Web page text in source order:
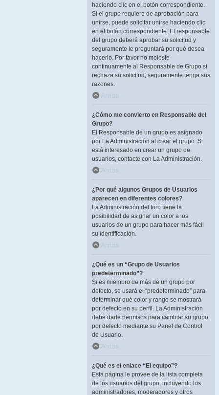
haciendo clic en el botón correspondiente.
Si el grupo requiere de aprobación para
unirse, puede solicitar unirse haciendo clic
en el botón correspondiente. El responsable
del grupo deberá aprobar su solicitud y
seguramente le preguntará por qué desea
hacerlo. Por favor no moleste
continuamente al Responsable de Grupo si
rechaza su solicitud; seguramente tenga sus
razones.
Arriba
¿Cómo me convierto en Responsable del
Grupo?
El Responsable de un grupo es asignado
por La Administración al crear el grupo. Si
está interesado en crear un grupo de
usuarios, contacte con La Administración.
Arriba
¿Por qué algunos Grupos de Usuarios
aparecen en diferentes colores?
La Administración del foro tiene la
posibilidad de asignar un color a los
usuarios de un grupo para hacer más fácil
su identificación.
Arriba
¿Qué es un “Grupo de Usuarios
predeterminado”?
Si es miembro de más de un grupo por
defecto, se usará el “predeterminado” para
determinar qué color y rango se mostrará
por defecto en su perfil. La Administración
debe darle permisos para cambiar su grupo
por defecto mediante su Panel de Control
de Usuario.
Arriba
¿Qué es el enlace “El equipo”?
Esta página le provee de la lista completa
de los usuarios del grupo, incluyendo los
administradores, moderadores y otros